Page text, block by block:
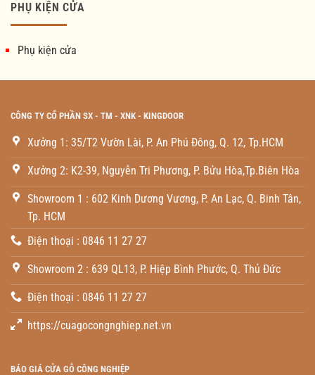
PHỤ KIỆN CỬA
Phụ kiện cửa
CÔNG TY CỔ PHẦN SX - TM - XNK - KINGDOOR
Xưởng 1: 35/T2 Vườn Lài, P. An Phú Đông, Q. 12, Tp.HCM
Xưởng 2: K2-39, Nguyễn Tri Phương, P. Bửu Hòa,Tp.Biên Hòa
Showroom 1 : 602 Kinh Dương Vương, P. An Lạc, Q. Binh Tân,
Tp. HCM
Điện thoại : 0846 11 27 27
Showroom 2 : 639 QL13, P. Hiệp Bình Phước, Q. Thủ Đức
Điện thoại : 0846 11 27 27
https://cuagocongnghiep.net.vn
BÁO GIÁ CỬA GỖ CÔNG NGHIỆP